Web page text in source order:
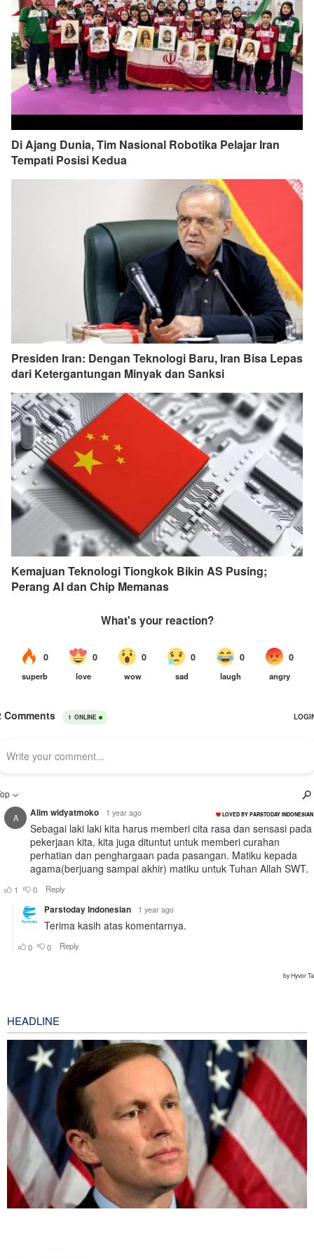
Di Ajang Dunia, Tim Nasional Robotika Pelajar Iran
Tempati Posisi Kedua
Presiden Iran: Dengan Teknologi Baru, Iran Bisa Lepas
dari Ketergantungan Minyak dan Sanksi
Kemajuan Teknologi Tiongkok Bikin AS Pusing;
Perang AI dan Chip Memanas
HEADLINE